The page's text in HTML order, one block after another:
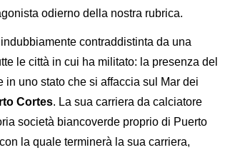
odierno della nostra rubrica.
contraddistinta da una
le città in cui ha militato: la presenza del
uno stato che si affaccia sul Mar dei
Cortes. La sua carriera da calciatore
società biancoverde proprio di Puerto
la quale terminerà la sua carriera,